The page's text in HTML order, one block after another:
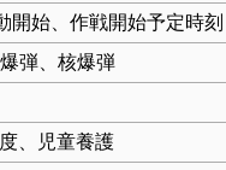
始、作戦開始予定時刻
弾、核爆弾
、児童養護